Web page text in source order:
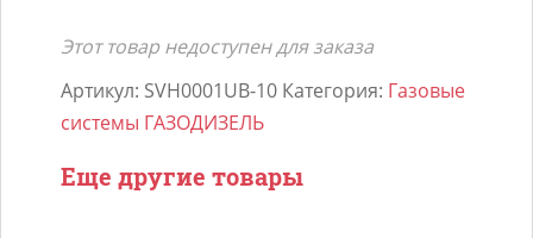
Этот товар недоступен для заказа
Артикул: SVH0001UB-10 Категория: Газовые
системы ГАЗОДИЗЕЛЬ
Еще другие товары